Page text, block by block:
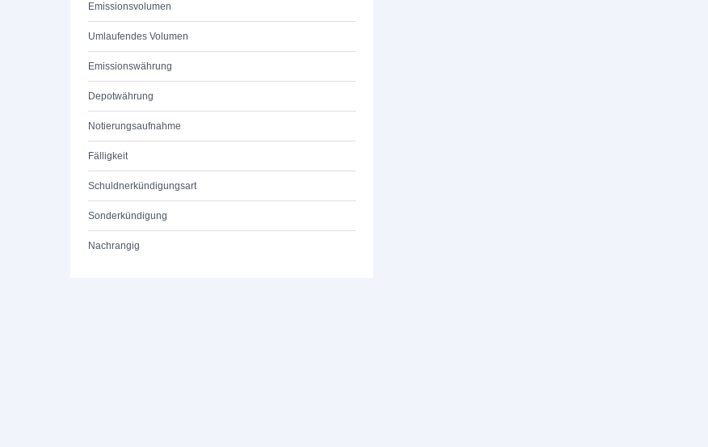
Emissionsvolumen
Umlaufendes Volumen
Emissionswährung
Depotwährung
Notierungsaufnahme
Fälligkeit
Schuldnerkündigungsart
Sonderkündigung
Nachrangig